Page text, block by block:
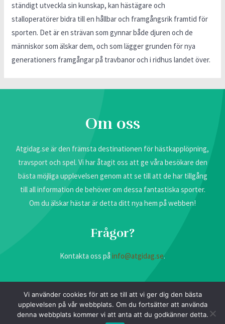
ständigt utveckla sin kunskap, kan hästägare och
stalloperatörer bidra till en hållbar och framgångsrik framtid för
sporten. Det är en strävan som gynnar både djuren och de
människor som älskar dem, och som lägger grunden för nya
generationers framgångar på travbanor och i ridhus landet över.
Om oss
Atgidag.se är den främsta destinationen för hästkapplöpning,
travsport och spel. Vi har åtagit oss att ge våra besökare den
bästa möjliga upplevelsen genom att se till att de har tillgång
till all information de behöver om dessa fantastiska sporter.
Om du älskar hästar är detta ditt nya hem på webben!
Frågor?
Kontakta oss på info@atgidag.se.
Copyright © 2026 atgidag.se
Vi använder cookies för att se till att vi ger dig den bästa
upplevelsen på vår webbplats. Om du fortsätter att använda
denna webbplats kommer vi att anta att du godkänner detta.